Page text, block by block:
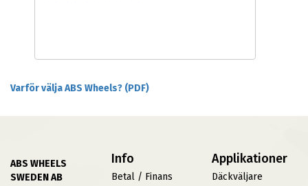
Varför välja ABS Wheels? (PDF)
ABS WHEELS
SWEDEN AB
Info
Betal / Finans
Applikationer
Däckväljare